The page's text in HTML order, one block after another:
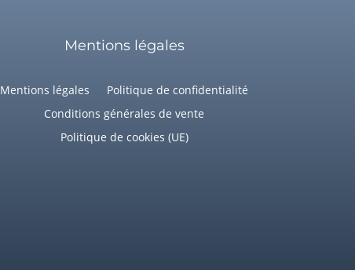
Mentions légales
Mentions légales
Politique de confidentialité
Conditions générales de vente
Politique de cookies (UE)